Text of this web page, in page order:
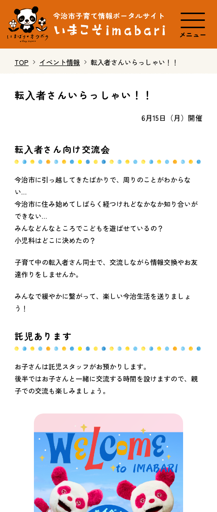
メニュー
TOP イベント情報 転入者さんいらっしゃい！！
転入者さんいらっしゃい！！
6月15日（月）開催
転入者さん向け交流会
今治市に引っ越してきたばかりで、周りのことがわからな
い…
今治市に住み始めてしばらく経つけれどなかなか知り合いが
できない…
みんなどんなところでこどもを遊ばせているの？
小児科はどこに決めたの？
子育て中の転入者さん同士で、交流しながら情報交換やお友
達作りをしませんか。
みんなで緩やかに繋がって、楽しい今治生活を送りましょ
う！
託児あります
お子さんは託児スタッフがお預かりします。
後半ではお子さんと一緒に交流する時間を設けますので、親
子での交流も楽しみましょう。